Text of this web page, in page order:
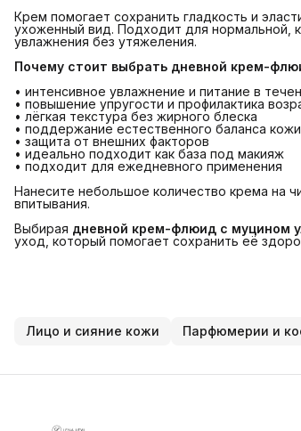
Крем помогает сохранить гладкость и
ухоженный вид. Подходит для нормальной,
увлажнения без утяжеления.
Почему стоит выбрать дневной крем-
• интенсивное увлажнение и питание в
• повышение упругости и профилактика
• лёгкая текстура без жирного блеска
• поддержание естественного баланса кожи
• защита от внешних факторов
• идеально подходит как база под макияж
• подходит для ежедневного применения
Нанесите небольшое количество крема на
впитывания.
Выбирая дневной крем-флюид с муцином
уход, который помогает сохранить её
Лицо и сияние кожи Парфюмерии и